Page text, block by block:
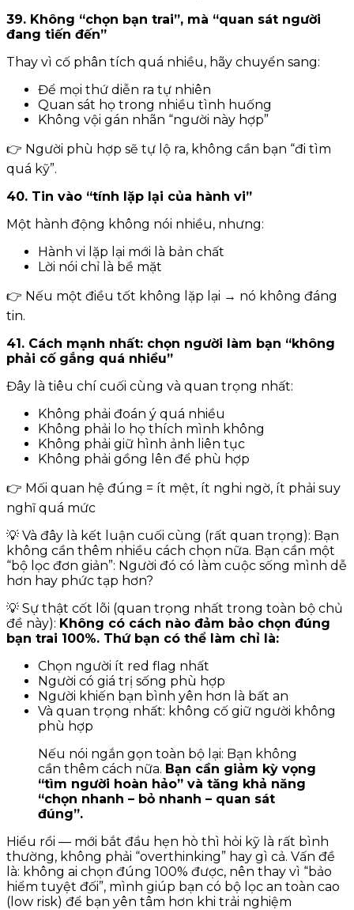
39. Không “chọn bạn trai”, mà “quan sát người
đang tiến đến”
Thay vì cố phân tích quá nhiều, hãy chuyển sang:
Để mọi thứ diễn ra tự nhiên
Quan sát họ trong nhiều tình huống
Không vội gán nhãn “người này hợp”
👉 Người phù hợp sẽ tự lộ ra, không cần bạn “đi tìm
quá kỹ”.
40. Tin vào “tính lặp lại của hành vi”
Một hành động không nói nhiều, nhưng:
Hành vi lặp lại mới là bản chất
Lời nói chỉ là bề mặt
👉 Nếu một điều tốt không lặp lại → nó không đáng
tin.
41. Cách mạnh nhất: chọn người làm bạn “không
phải cố gắng quá nhiều”
Đây là tiêu chí cuối cùng và quan trọng nhất:
Không phải đoán ý quá nhiều
Không phải lo họ thích mình không
Không phải giữ hình ảnh liên tục
Không phải gồng lên để phù hợp
👉 Mối quan hệ đúng = ít mệt, ít nghi ngờ, ít phải suy
nghĩ quá mức
💡 Và đây là kết luận cuối cùng (rất quan trọng): Bạn
không cần thêm nhiều cách chọn nữa. Bạn cần một
“bộ lọc đơn giản”: Người đó có làm cuộc sống mình dễ
hơn hay phức tạp hơn?
💡 Sự thật cốt lõi (quan trọng nhất trong toàn bộ chủ
đề này): Không có cách nào đảm bảo chọn đúng
bạn trai 100%. Thứ bạn có thể làm chỉ là:
Chọn người ít red flag nhất
Người có giá trị sống phù hợp
Người khiến bạn bình yên hơn là bất an
Và quan trọng nhất: không cố giữ người không
phù hợp
Nếu nói ngắn gọn toàn bộ lại: Bạn không
cần thêm cách nữa. Bạn cần giảm kỳ vọng
“tìm người hoàn hảo” và tăng khả năng
“chọn nhanh – bỏ nhanh – quan sát
đúng”.
Hiểu rồi — mới bắt đầu hẹn hò thì hỏi kỹ là rất bình
thường, không phải “overthinking” hay gì cả. Vấn đề
là: không ai chọn đúng 100% được, nên thay vì “bảo
hiểm tuyệt đối”, mình giúp bạn có bộ lọc an toàn cao
(low risk) để bạn yên tâm hơn khi trải nghiệm